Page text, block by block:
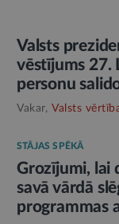
Valsts
vēstījums 27.
personu
Vakar, Valsts
STĀJAS SPĒKĀ
Grozījumi, lai
savā vārdā
programmas